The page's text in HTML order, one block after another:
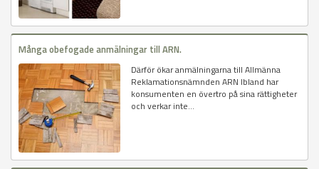
Många obefogade anmälningar till ARN.
Därför ökar anmälningarna till Allmänna
Reklamationsnämnden ARN Ibland har
konsumenten en övertro på sina rättigheter
och verkar inte...